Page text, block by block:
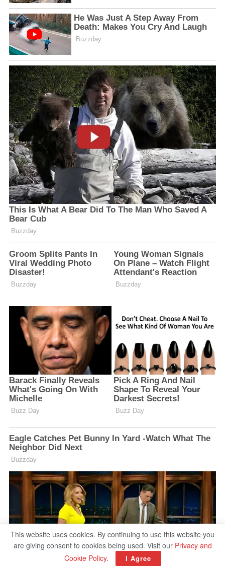
This website uses cookies. By continuing to use this website you
are giving consent to cookies being used. Visit our Privacy and
Cookie Policy. I Agree